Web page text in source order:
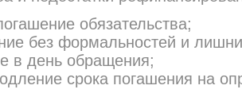
обязательства;
без формальностей и
в день обращения;
срока погашения на